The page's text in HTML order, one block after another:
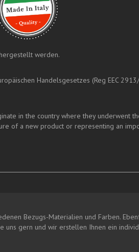
werden.
Handelsgesetzes (Reg EEC
in the country where they underwent
of a new product or representing an
Bezugs-Materialien und Farben.
uns gern und wir erstellen Ihnen ein